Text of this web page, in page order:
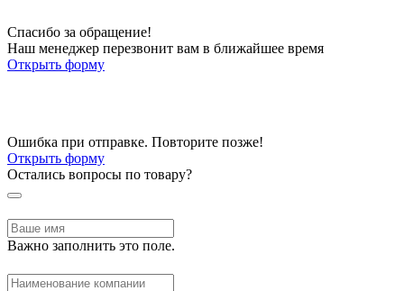
Спасибо за обращение!
Наш менеджер перезвонит вам в ближайшее время
Открыть форму
Ошибка при отправке. Повторите позже!
Открыть форму
Остались вопросы по товару?
Важно заполнить это поле.